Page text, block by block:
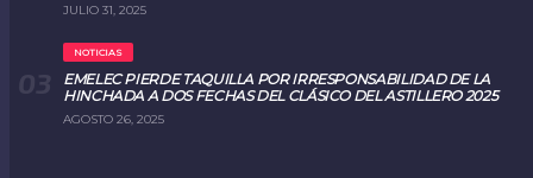
JULIO 31, 2025
NOTICIAS
EMELEC PIERDE TAQUILLA POR IRRESPONSABILIDAD DE LA
HINCHADA A DOS FECHAS DEL CLÁSICO DEL ASTILLERO 2025
AGOSTO 26, 2025